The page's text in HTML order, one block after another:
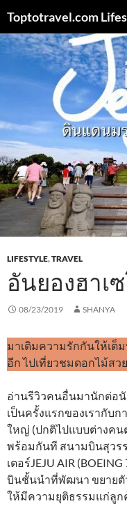
content
Toptotravel.com
LIFESTYLE,TRAVEL
อันยองฮาเ
08/23/2019 SHANYA
มาเติมความรักกันให้เต็
อีก ไปเที่ยวชมดอกไม้ส
อ่านรีวิวคนอื่นมานักต่อนั
เป็นครั้งแรกของเรากับก
ใหญ่ (ปกติไปแบบต่างคน
พร้อมกันที สนามบินสุวร
เตอร์JEJU AIR
บินชั้นนําที่พัฒนา ขยายตั
ให้มีความยุติธรรมแก่ลูก